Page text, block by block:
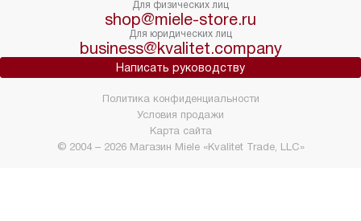
Для физических лиц
shop@miele-store.ru
Для юридических лиц
business@kvalitet.company
Написать руководству
© 2004 – 2026 Магазин Miele «Kvalitet Trade, LLC»
Политика конфиденциальности
Условия продажи
Карта сайта